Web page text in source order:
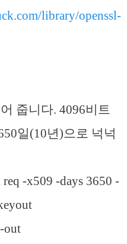
library/openssl-
줍니다. 4096비트
일(10년)으로 넉넉
-x509 -days 3650 -
-out